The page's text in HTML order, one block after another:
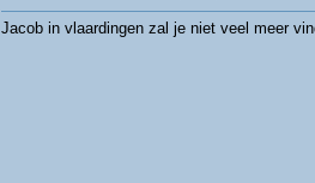
Jacob in vlaardingen zal je niet veel meer